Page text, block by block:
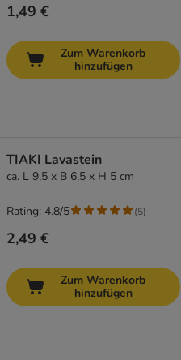
1,49 €
Zum Warenkorb
hinzufügen
TIAKI Lavastein
ca. L 9,5 x B 6,5 x H 5 cm
2,49 €
Rating: 4.8/5 (5)
Zum Warenkorb
hinzufügen